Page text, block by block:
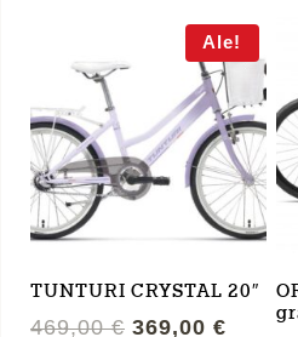
Ale!
TUNTURI CRYSTAL 20″
469,00€ Alkuperäinen
369,00 €